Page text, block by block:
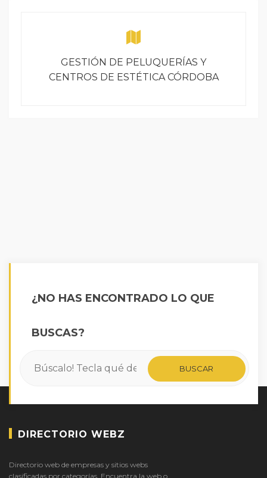
GESTIÓN DE PELUQUERÍAS Y
CENTROS DE ESTÉTICA CÓRDOBA
¿NO HAS ENCONTRADO LO QUE
BUSCAS?
DIRECTORIO WEBZ
Directorio web de empresas y sitios webs
clasificadas por categorías. Encuentra la web o